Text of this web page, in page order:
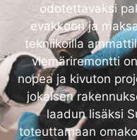
odotettavaksi
evakkoon ja
tekniikoilla
viemäriremontti
nopea ja kivuton
jokaisen
laadun lisäksi
toteuttamaan